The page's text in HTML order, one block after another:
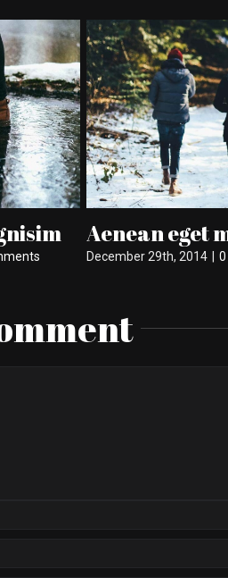
eget mattis
29th, 2014 | 0 Comments